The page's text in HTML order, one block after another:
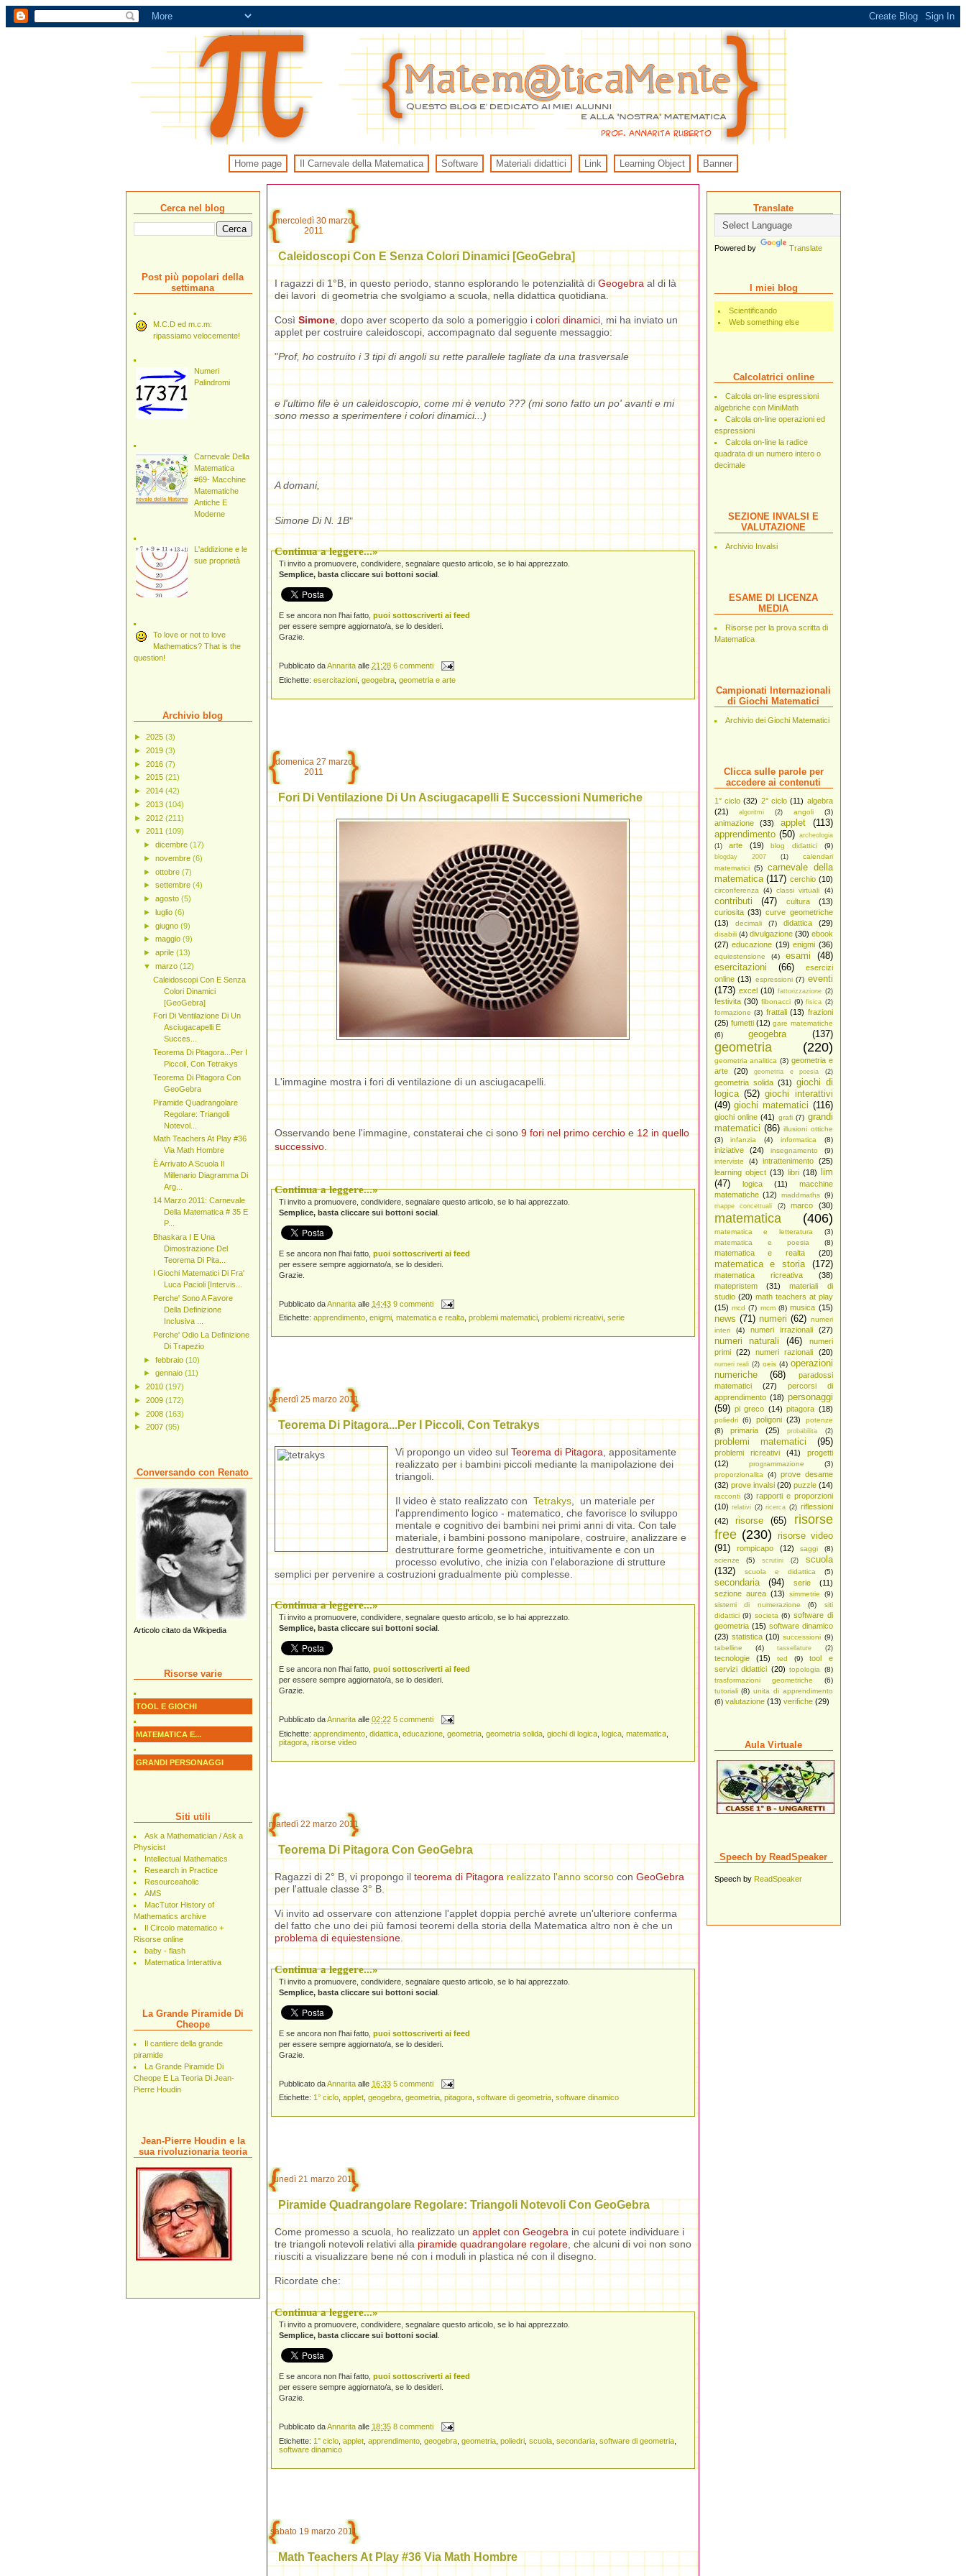
Home page Il Carnevale della Matematica Software Materiali didattici Link Learning Object Banner
Translate
Powered by Translate
I miei blog
Scientificando
Web something else
Calcolatrici online
Calcola on-line espressioni
algebriche con MiniMath
Calcola on-line operazioni ed
espressioni
Calcola on-line la radice
quadrata di un numero intero o
decimale
SEZIONE INVALSI E
VALUTAZIONE
Archivio Invalsi
ESAME DI LICENZA
MEDIA
Risorse per la prova scritta di
Matematica
Campionati Internazionali
di Giochi Matematici
Archivio dei Giochi Matematici
Clicca sulle parole per
accedere ai contenuti
1° ciclo (32) 2° ciclo (11) algebra
(21)
algoritmi (2) angoli (3)
animazione (33) applet
(113)
apprendimento (50) archeologia
(1)
arte (19) blog didattici (9)
blogday 2007 (1)
calendari
matematici
(5)
carnevale della
matematica (117) cerchio (10)
circonferenza (4) classi virtuali (4)
contributi (47) cultura
(13)
curiosita (33) curve geometriche
(13)
decimali (7) didattica (29)
disabili (4) divulgazione (30) ebook
(27) educazione (19) enigmi (36)
equiestensione (4) esami
(48)
esercitazioni
(66)
esercizi
online (13) espressioni (7) eventi
(173) excel (10) fattorizzazione (2)
festivita (30) fibonacci (9) fisica (2)
formazione (3) frattali (13) frazioni
(25) fumetti (12) gare matematiche
(6)
geogebra (137)
geometria (220)
geometria analitica (3) geometria e
arte
(20) geometria e poesia (2)
geometria solida (31) giochi di
logica (52) giochi interattivi
(49) giochi matematici (116)
giochi online (41) grafi (7) grandi
matematici (86) illusioni ottiche
(3)
infanzia (4) informatica (8)
iniziative (24) insegnamento
(9)
interviste
(4) intrattenimento
(25)
learning object (13) libri (18)
lim
(47)
logica (11)
macchine
matematiche (12) maddmaths (9)
mappe concettuali (2) marco (30)
matematica (406)
matematica e letteratura
(3)
matematica e poesia
(8)
matematica e realta (20)
matematica e storia (172)
matematica ricreativa
(38)
matepristem
(31)
materiali di
studio (20) math teachers at play
(15) mcd (7) mcm (8) musica (15)
news (71) numeri (62) numeri
interi
(4) numeri irrazionali (27)
numeri naturali (46)
numeri
primi
(22) numeri razionali (20)
numeri reali (2) oeis (4) operazioni
numeriche
(68)
paradossi
matematici
(27)
percorsi di
apprendimento (18) personaggi
(59) pi greco (14) pitagora (18)
poliedri (6) poligoni (23)
potenze
(8)
primaria (25) probabilita (2)
problemi matematici (95)
problemi ricreativi (41)
progetti
(12)
programmazione
(3)
proporzionalita
(4) prove desame
(32) prove invalsi (20) puzzle (14)
racconti (3) rapporti e proporzioni
(10) relativi (2) ricerca (2) riflessioni
(42)
risorse (65)
risorse
free (230) risorse video
(91)
rompicapo (12) saggi
(8)
scienze
(5) scrutini (2)
scuola
(132)
scuola e didattica (5)
secondaria (94) serie
(11)
sezione aurea (13) simmetrie
(9)
sistemi di numerazione
(6)
siti
didattici (9) societa (6) software di
geometria (15) software dinamico
(23) statistica (10) successioni (9)
tabelline
(4) tassellature (2)
tecnologie (15) ted (9)
tool e
servizi didattici (20) topologia
(8)
trasformazioni geometriche
(6)
tutoriali (8) unita di apprendimento
(6) valutazione (13) verifiche (29)
Aula Virtuale
Speech by ReadSpeaker
Speech by ReadSpeaker
mercoledì 30 marzo
2011
Caleidoscopi Con E Senza Colori Dinamici [GeoGebra]
I ragazzi di 1°B, in questo periodo, stanno esplorando le potenzialità diGeogebraal di là
dei lavori di geometria che svolgiamo a scuola, nella didattica quotidiana.
Così Simone, dopo aver scoperto da solo a pomeriggio i colori dinamici, mi ha inviato un
applet per costruire caleidoscopi, accompagnato dal seguente messaggio:
"Prof, ho costruito i 3 tipi di angoli su rette parallele tagliate da una trasversale
e l'ultimo file è un caleidoscopio, come mi è venuto ??? (mi sono fatto un po' avanti e mi
sono messo a sperimentere i colori dinamici...)
A domani,
Simone Di N. 1B"
Continua a leggere...»
Ti invito a promuovere, condividere, segnalare questo articolo, se lo hai apprezzato.
Semplice, basta cliccare sui bottoni social.
E se ancora non l'hai fatto, puoi sottoscriverti ai feed
per essere sempre aggiornato/a, se lo desideri.
Grazie.
Pubblicato daAnnarita alle 21:28 6 commenti
Etichette: esercitazioni, geogebra, geometria e arte
domenica 27 marzo
2011
Fori Di Ventilazione Di Un Asciugacapelli E Successioni Numeriche
L'immagine mostra i fori di ventilazione di un asciugacapelli.
Osservando bene l'immagine, constaterai che ci sono9 fori nel primo cerchioe12 in quello
successivo.
Continua a leggere...»
Ti invito a promuovere, condividere, segnalare questo articolo, se lo hai apprezzato.
Semplice, basta cliccare sui bottoni social.
E se ancora non l'hai fatto, puoi sottoscriverti ai feed
per essere sempre aggiornato/a, se lo desideri.
Grazie.
Pubblicato da Annarita alle 14:43 9 commenti
Etichette: apprendimento, enigmi, matematica e realta, problemi matematici, problemi ricreativi, serie
venerdì 25 marzo 2011
Teorema Di Pitagora...Per I Piccoli, Con Tetrakys
Vi propongo un video sulTeorema di Pitagora, appositamente
realizzato per i bambini piccoli mediante la manipolazione dei
triangoli.
Il video è stato realizzato con Tetrakys, un materiale per
l'apprendimento logico - matematico, che favorisce lo sviluppo
mentale e cognitivo dei bambini nei primi anni di vita. Con tale
materiale, i bambini possono manipolare, costruire, analizzare e
destrutturare forme geometriche, intuitivamente e con un
processo evolutivo, che inizia con l'elaborazione di strutture
semplici per pervenire a costruzioni gradualmente più complesse.
Continua a leggere...»
Ti invito a promuovere, condividere, segnalare questo articolo, se lo hai apprezzato.
Semplice, basta cliccare sui bottoni social.
E se ancora non l'hai fatto, puoi sottoscriverti ai feed
per essere sempre aggiornato/a, se lo desideri.
Grazie.
Pubblicato daAnnarita alle 02:22 5 commenti
Etichette: apprendimento, didattica, educazione, geometria, geometria solida, giochi di logica, logica, matematica,
pitagora, risorse video
martedì 22 marzo 2011
Teorema Di Pitagora Con GeoGebra
Ragazzi di 2° B, vi propongo ilteorema di Pitagora realizzato l'anno scorsoconGeoGebra
per l'attuale classe 3° B.
Vi invito ad osservare con attenzione l'applet doppia perché avrete un'ulteriore conferma
del fatto che uno dei più famosi teoremi della storia della Matematica altro non è che un
problema di equiestensione.
Continua a leggere...»
Ti invito a promuovere, condividere, segnalare questo articolo, se lo hai apprezzato.
Semplice, basta cliccare sui bottoni social.
E se ancora non l'hai fatto, puoi sottoscriverti ai feed
per essere sempre aggiornato/a, se lo desideri.
Grazie.
Pubblicato da Annarita alle 16:33 5 commenti
Etichette: 1° ciclo, applet, geogebra, geometria, pitagora, software di geometria, software dinamico
lunedì 21 marzo 2011
Piramide Quadrangolare Regolare: Triangoli Notevoli Con GeoGebra
Come promesso a scuola, ho realizzato unapplet con Geogebrain cui potete individuare i
tre triangoli notevoli relativi allapiramide quadrangolare regolare, che alcuni di voi non sono
riusciti a visualizzare bene né con i moduli in plastica né con il disegno.
Ricordate che:
Continua a leggere...»
Ti invito a promuovere, condividere, segnalare questo articolo, se lo hai apprezzato.
Semplice, basta cliccare sui bottoni social.
E se ancora non l'hai fatto, puoi sottoscriverti ai feed
per essere sempre aggiornato/a, se lo desideri.
Grazie.
Pubblicato daAnnarita alle 18:35 8 commenti
Etichette: 1° ciclo, applet, apprendimento, geogebra, geometria, poliedri, scuola, secondaria, software di geometria,
software dinamico
sabato 19 marzo 2011
Math Teachers At Play #36 Via Math Hombre
Cerca nel blog
Post più popolari della
settimana
M.C.D ed m.c.m:
ripassiamo velocemente!
Numeri
Palindromi
Carnevale Della
Matematica
#69- Macchine
Matematiche
Antiche E
Moderne
L'addizione e le
sue proprietà
To love or not to love
Mathematics? That is the
question!
Archivio blog
► 2025 (3)
► 2019 (3)
► 2016 (7)
► 2015 (21)
► 2014 (42)
► 2013 (104)
► 2012 (211)
▼ 2011 (109)
► dicembre (17)
► novembre (6)
► ottobre (7)
► settembre (4)
► agosto (5)
► luglio (6)
► giugno (9)
► maggio (9)
► aprile (13)
▼ marzo (12)
Caleidoscopi Con E Senza
Colori Dinamici
[GeoGebra]
Fori Di Ventilazione Di Un
Asciugacapelli E
Succes...
Teorema Di Pitagora...Per I
Piccoli, Con Tetrakys
Teorema Di Pitagora Con
GeoGebra
Piramide Quadrangolare
Regolare: Triangoli
Notevol...
Math Teachers At Play #36
Via Math Hombre
È Arrivato A Scuola Il
Millenario Diagramma Di
Arg...
14 Marzo 2011: Carnevale
Della Matematica # 35 E
P...
Bhaskara I E Una
Dimostrazione Del
Teorema Di Pita...
I Giochi Matematici Di Fra'
Luca Pacioli [Intervis...
Perche' Sono A Favore
Della Definizione
Inclusiva ...
Perche' Odio La Definizione
Di Trapezio
► febbraio (10)
► gennaio (11)
► 2010 (197)
► 2009 (172)
► 2008 (163)
► 2007 (95)
Conversando con Renato
Articolo citato da Wikipedia
Risorse varie
TOOL E GIOCHI
MATEMATICA E...
GRANDI PERSONAGGI
Siti utili
Ask a Mathematician / Ask a
Physicist
Intellectual Mathematics
Research in Practice
Resourceaholic
AMS
MacTutor History of
Mathematics archive
Il Circolo matematico +
Risorse online
baby - flash
Matematica Interattiva
La Grande Piramide Di
Cheope
Il cantiere della grande
piramide
La Grande Piramide Di
Cheope E La Teoria Di Jean-
Pierre Houdin
Jean-Pierre Houdin e la
sua rivoluzionaria teoria